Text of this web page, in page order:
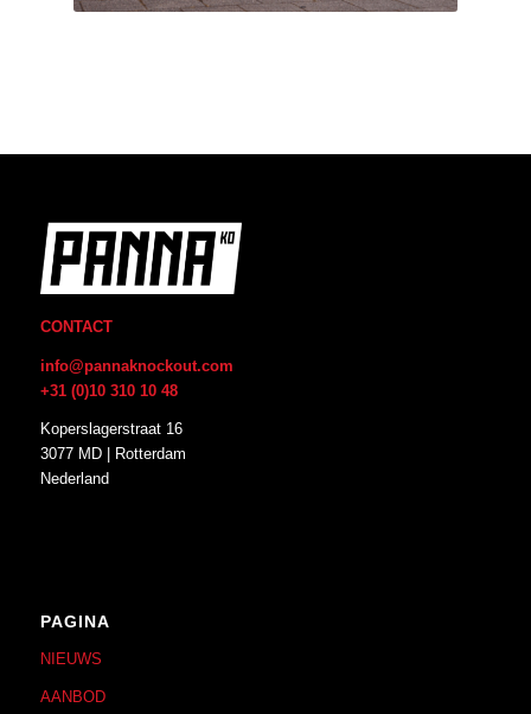
CONTACT
info@pannaknockout.com
+31 (0)10 310 10 48
Koperslagerstraat 16
3077 MD | Rotterdam
Nederland
PAGINA
NIEUWS
AANBOD